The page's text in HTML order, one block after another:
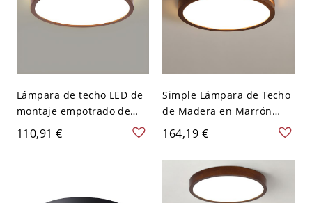
Lámpara de techo LED de
montaje empotrado de
madera marrón claro con
pantalla acrílica blanca -
110,91 €
Simple Lámpara de Techo
de Madera en Marrón
Oscuro Luminaria de
Techo LED para Salón -
Marrón oscuro 110 A 120
V 30,48 cm Redondo
164,19 €